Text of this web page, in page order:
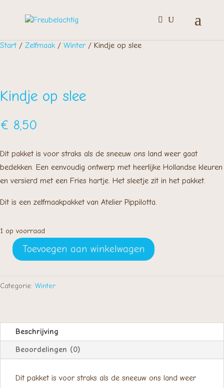
Start / Zelfmaak/ Winter / Kindje op slee
Kindje op slee
€ 8,50
Dit pakket is voor straks als de sneeuw ons land weer gaat
bedekken. Een eenvoudig ontwerp met heerlijke Hollandse kleuren
en versierd met een Fries hartje. Het sleetje zit in het pakket.
Dit is een zelfmaakpakket van Atelier Pippilotta.
1 op voorraad
Kindje
slee
Toevoegen aan winkelwagen
Categorie: Winter
Beschrijving
Beoordelingen (0)
Dit pakket is voor straks als de sneeuw ons land weer